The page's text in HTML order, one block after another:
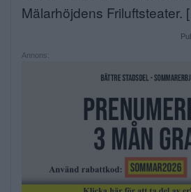
Mälarhöjdens Friluftsteater.
Annons: